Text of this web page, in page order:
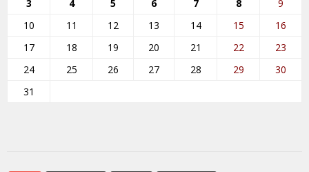
3 4 5 6 7 8
9
10
11 12 13 14 15
16
17
18 19 20 21 22
23
24
25 26 27 28 29
30
31